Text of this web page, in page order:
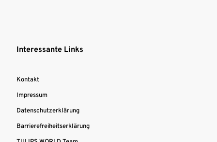
Interessante Links
Kontakt
Impressum
Datenschutzerklärung
Barrierefreiheitserklärung